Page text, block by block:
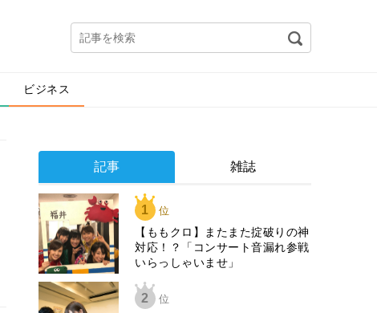
ビジネス
記事 雑誌
1 位
【ももクロ】またまた掟破りの神
対応！？「コンサート音漏れ参戦
いらっしゃいませ」
2 位